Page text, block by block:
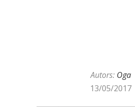
Autors: Oga
13/05/2017